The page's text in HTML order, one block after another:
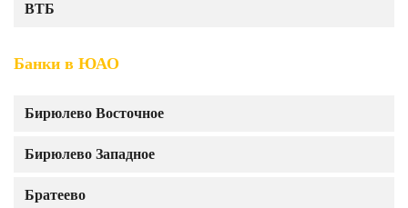
ВТБ
Банки в ЮАО
Бирюлево Восточное
Бирюлево Западное
Братеево